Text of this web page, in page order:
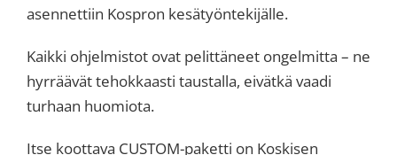
asennettiin Kospron kesätyöntekijälle.
Kaikki ohjelmistot ovat pelittäneet ongelmitta – ne
hyrräävät tehokkaasti taustalla, eivätkä vaadi
turhaan huomiota.
Itse koottava CUSTOM-paketti on Koskisen